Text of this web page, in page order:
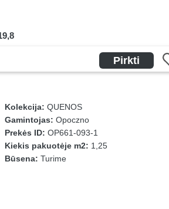
Pirkti
Kolekcija: QUENOS
Gamintojas: Opoczno
Prekės ID: OP661-093-1
Kiekis pakuotėje m2: 1,25
Būsena: Turime